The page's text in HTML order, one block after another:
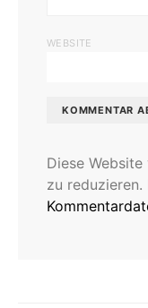
WEBSITE
Diese
zu reduzieren.